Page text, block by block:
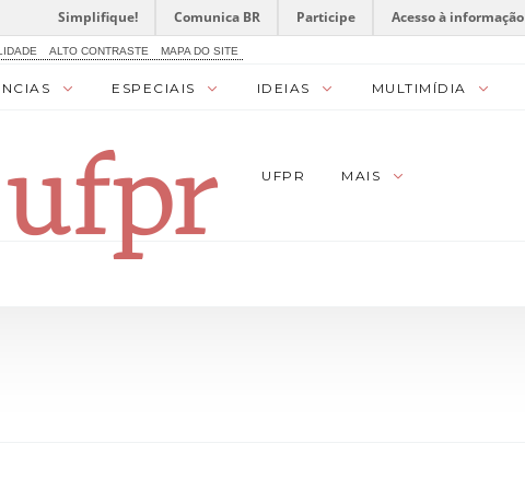
Simplifique! Comunica BR Participe Acesso à informação
ALTO CONTRASTE MAPA DO SITE
ESPECIAIS IDEIAS MULTIMÍDIA
UFPR MAIS